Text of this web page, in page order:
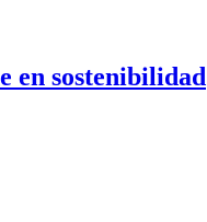
en sostenibilidad